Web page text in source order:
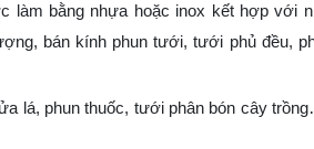
làm bằng nhựa hoặc inox kết hợp với
bán kính phun tưới, tưới phủ đều,
lá, phun thuốc, tưới phân bón cây